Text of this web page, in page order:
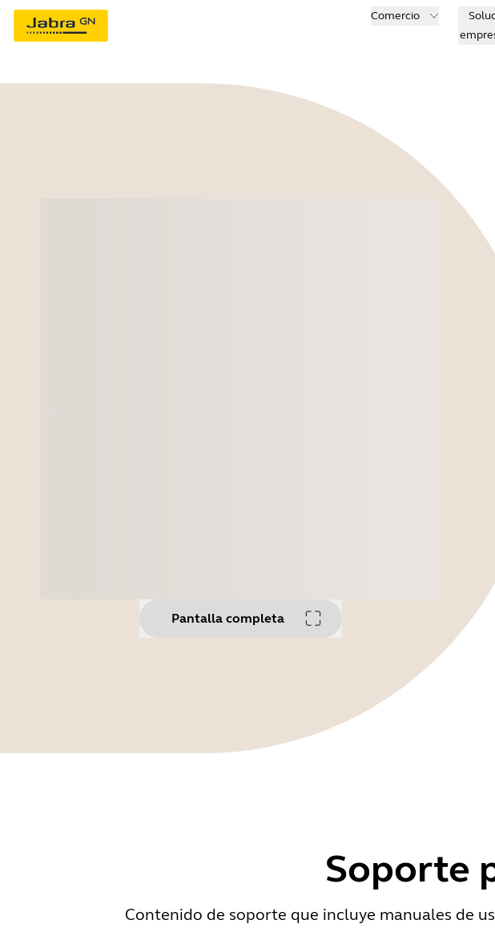
Comercio
Pantalla completa
Soporte
Contenido de soporte que incluye manuales de